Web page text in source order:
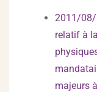
2011/08/
relatif à
majeurs